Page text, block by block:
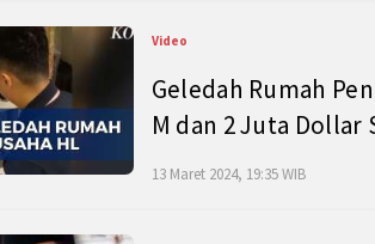
Video
Geledah Rumah
M dan 2 Juta Dollar
13 Maret 2024, 19:35 WIB